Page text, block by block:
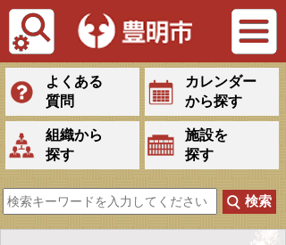
Tiếng Việt
よくある
質問
カレンダー
から探す
組織から
探す
施設を
探す